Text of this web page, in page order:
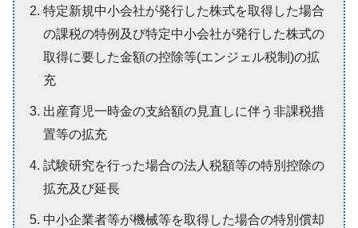
特定新規中小会社が発行した株式を取得した場合
の課税の特例及び特定中小会社が発行した株式の
取得に要した金額の控除等(エンジェル税制)の拡
充
出産育児一時金の支給額の見直しに伴う非課税措
置等の拡充
試験研究を行った場合の法人税額等の特別控除の
拡充及び延長
中小企業者等が機械等を取得した場合の特別償却